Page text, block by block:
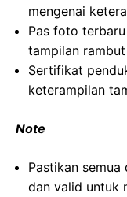
mengenai
Pas foto
tampilan
Sertifikat
keterampilan
Note
Pastikan
dan valid untuk